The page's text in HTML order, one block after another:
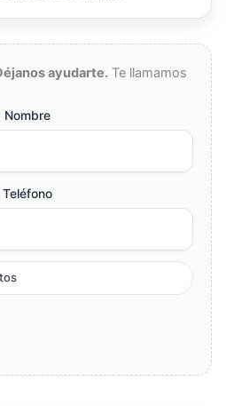
ayudarte. Te llamamos
Nombre
Teléfono